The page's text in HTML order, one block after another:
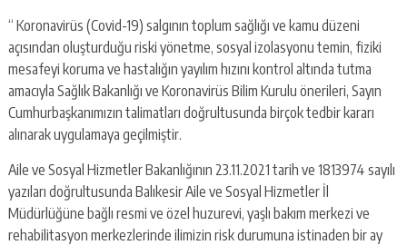
“ Koronavirüs (Covid-19) salgının toplum sağlığı ve kamu düzeni
açısından oluşturduğu riski yönetme, sosyal izolasyonu temin, fiziki
mesafeyi koruma ve hastalığın yayılım hızını kontrol altında tutma
amacıyla Sağlık Bakanlığı ve Koronavirüs Bilim Kurulu önerileri, Sayın
Cumhurbaşkanımızın talimatları doğrultusunda birçok tedbir kararı
alınarak uygulamaya geçilmiştir.
Aile ve Sosyal Hizmetler Bakanlığının 23.11.2021 tarih ve 1813974 sayılı
yazıları doğrultusunda Balıkesir Aile ve Sosyal Hizmetler İl
Müdürlüğüne bağlı resmi ve özel huzurevi, yaşlı bakım merkezi ve
rehabilitasyon merkezlerinde ilimizin risk durumuna istinaden bir ay